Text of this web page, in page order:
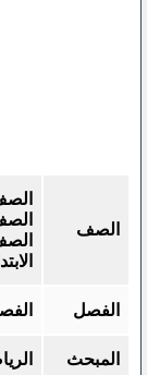
الصف
الفصل
المبحث